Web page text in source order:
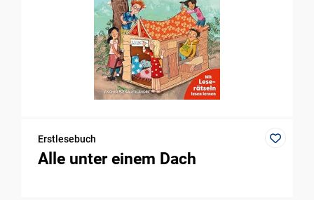
Erstlesebuch
Alle unter einem Dach